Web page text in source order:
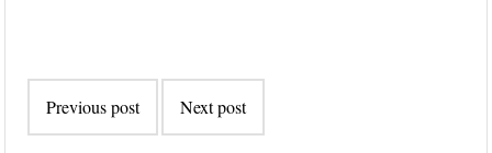
Post navigation
Previous post Next post